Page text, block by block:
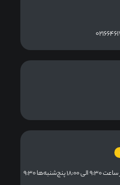
شنبه تا چهارشنبه از ساعت ۹:۳۰ الی ۱۸:۰۰ پنج‌شنبه‌ها ۹:۳۰